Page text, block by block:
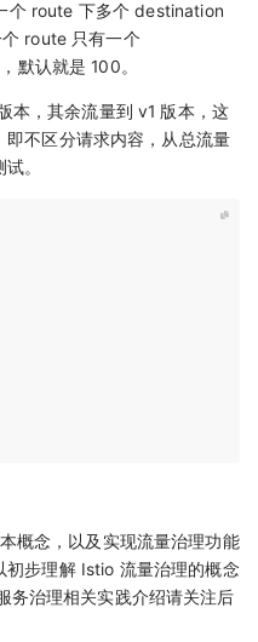
个 route 下多个 destination
route 只有一个
默认就是 100。
本，其余流量到 v1 版本，这
不区分请求内容，从总流量
。
概念，以及实现流量治理功能
初步理解 Istio 流量治理的概念
务治理相关实践介绍请关注后